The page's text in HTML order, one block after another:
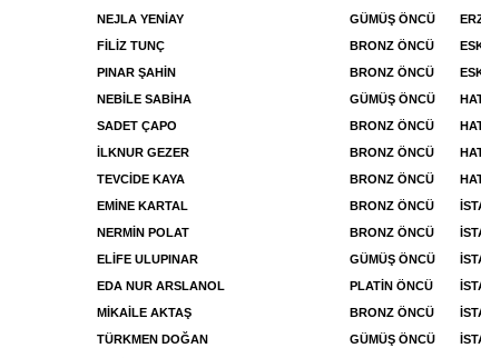
NEJLA YENİAY
GÜMÜŞ ÖNCÜ
FİLİZ TUNÇ
BRONZ ÖNCÜ
PINAR ŞAHİN
BRONZ ÖNCÜ
NEBİLE SABİHA
GÜMÜŞ ÖNCÜ
SADET ÇAPO
BRONZ ÖNCÜ
İLKNUR GEZER
BRONZ ÖNCÜ
TEVCİDE KAYA
BRONZ ÖNCÜ
EMİNE KARTAL
BRONZ ÖNCÜ
NERMİN POLAT
BRONZ ÖNCÜ
ELİFE ULUPINAR
GÜMÜŞ ÖNCÜ
EDA NUR ARSLANOL
PLATİN ÖNCÜ
MİKAİLE AKTAŞ
BRONZ ÖNCÜ
TÜRKMEN DOĞAN
GÜMÜŞ ÖNCÜ